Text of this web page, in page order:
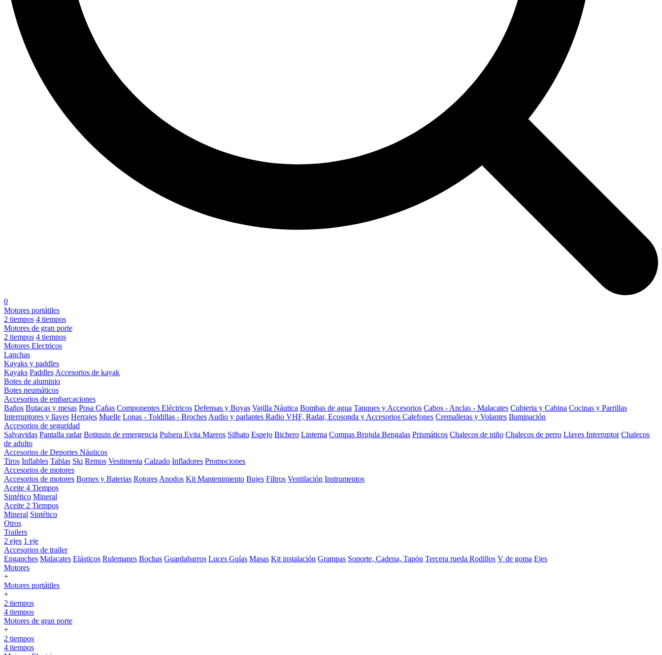
0
Motores portátiles
2 tiempos 4 tiempos
Motores de gran porte
2 tiempos 4 tiempos
Motores Electricos
Lanchas
Kayaks y paddles
Kayaks Paddles Accesorios de kayak
Botes de aluminio
Botes neumáticos
Accesorios de embarcaciones
Baños Butacas y mesas Posa Cañas Componentes Eléctricos Defensas y Boyas Vajilla Náutica Bombas de agua Tanques y Accesorios Cabos - Anclas - Malacates Cubierta y Cabina Cocinas y Parrillas
Interruptores y llaves Herrajes Muelle Lonas - Toldillas - Broches Audio y parlantes Radio VHF, Radar, Ecosonda y Accesorios Calefones Cremalleras y Volantes Iluminación
Accesorios de seguridad
Salvavidas Pantalla radar Botiquin de emergencia Pulsera Evita Mareos Silbato Espejo Bichero Linterna Compas Brujula Bengalas Prismáticos Chalecos de niño Chalecos de perro Llaves Interruptor Chalecos
de adulto
Accesorios de Deportes Náuticos
Tiros Inflables Tablas Ski Remos Vestimenta Calzado Infladores Promociones
Accesorios de motores
Accesorios de motores Bornes y Baterias Rotores Anodos Kit Mantenimiento Bujes Filtros Ventilación Instrumentos
Aceite 4 Tiempos
Sintético Mineral
Aceite 2 Tiempos
Mineral Sintético
Otros
Trailers
2 ejes 1 eje
Accesorios de trailer
Enganches Malacates Elásticos Rulemanes Bochas Guardabarros Luces Guías Masas Kit instalación Grampas Soporte, Cadena, Tapón Tercera rueda Rodillos V de goma Ejes
Motores
+
Motores portátiles
+
2 tiempos
4 tiempos
Motores de gran porte
+
2 tiempos
4 tiempos